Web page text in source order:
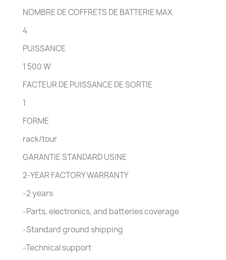
NOMBRE DE COFFRETS DE BATTERIE MAX.
4
PUISSANCE
1 500 W
FACTEUR DE PUISSANCE DE SORTIE
1
FORME
rack/tour
GARANTIE STANDARD USINE
2-YEAR FACTORY WARRANTY
-2 years
-Parts, electronics, and batteries coverage
-Standard ground shipping
-Technical support